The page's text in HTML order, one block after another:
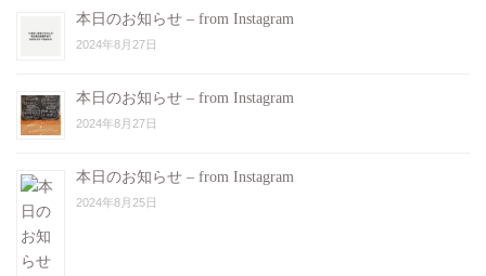
本日のお知らせ – from Instagram
2024年8月27日
本日のお知らせ – from Instagram
2024年8月27日
本日のお知らせ – from Instagram
2024年8月25日